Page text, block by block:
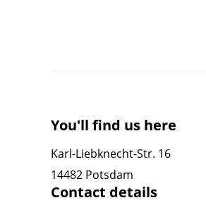
You'll find us here
Karl-Liebknecht-Str. 16
14482 Potsdam
Contact details